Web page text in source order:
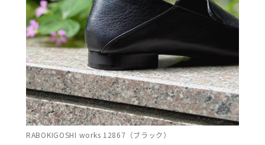
RABOKIGOSHI works 12867（ブラック）